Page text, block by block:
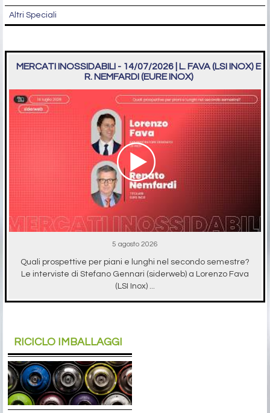
Altri Speciali
MERCATI INOSSIDABILI - 14/07/2026 | L. FAVA (LSI INOX) E
R. NEMFARDI (EURE INOX)
5 agosto 2026
Quali prospettive per piani e lunghi nel secondo semestre?
Le interviste di Stefano Gennari (siderweb) a Lorenzo Fava
(LSI Inox) ...
RICICLO IMBALLAGGI